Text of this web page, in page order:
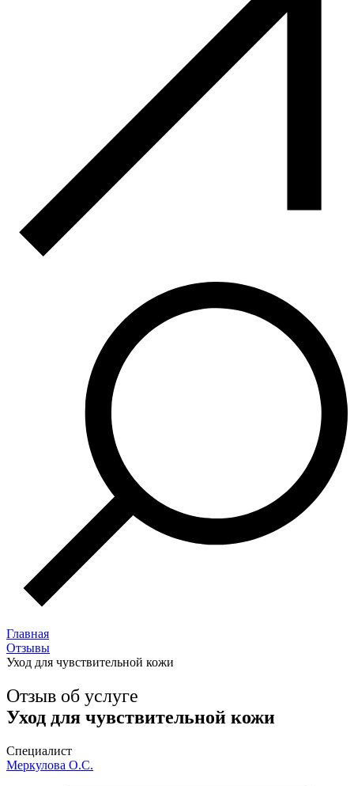
Главная
Отзывы
Уход для чувствительной кожи
Отзыв об услуге
Уход для чувствительной кожи
Специалист
Меркулова О.С.